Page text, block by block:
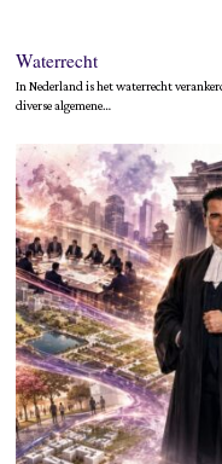
Waterrecht
In Nederland is het waterrecht
diverse algemene…